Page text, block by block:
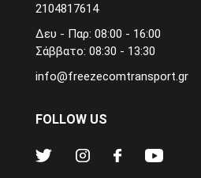
2104817614
Δευ - Παρ: 08:00 - 16:00
Σάββατο: 08:30 - 13:30
info@freezecomtransport.gr
FOLLOW US